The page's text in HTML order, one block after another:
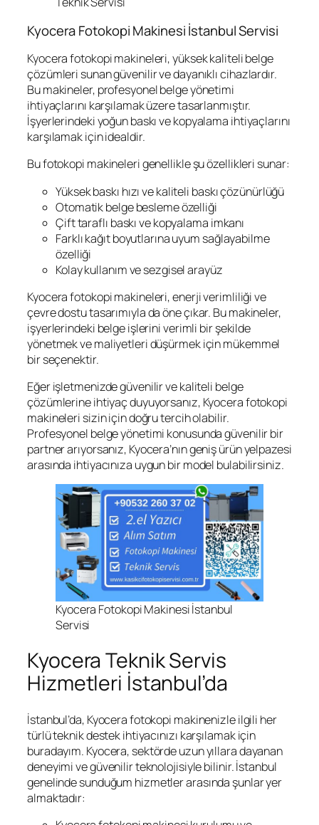
Kyocera Fotokopi Makinesi İstanbul Servisi
Kyocera fotokopi makineleri, yüksek kaliteli belge
çözümleri sunan güvenilir ve dayanıklı cihazlardır.
Bu makineler, profesyonel belge yönetimi
ihtiyaçlarını karşılamak üzere tasarlanmıştır.
İşyerlerindeki yoğun baskı ve kopyalama ihtiyaçlarını
karşılamak için idealdir.
Bu fotokopi makineleri genellikle şu özellikleri sunar:
Yüksek baskı hızı ve kaliteli baskı çözünürlüğü
Otomatik belge besleme özelliği
Çift taraflı baskı ve kopyalama imkanı
Farklı kağıt boyutlarına uyum sağlayabilme
özelliği
Kolay kullanım ve sezgisel arayüz
Kyocera fotokopi makineleri, enerji verimliliği ve
çevre dostu tasarımıyla da öne çıkar. Bu makineler,
işyerlerindeki belge işlerini verimli bir şekilde
yönetmek ve maliyetleri düşürmek için mükemmel
bir seçenektir.
Eğer işletmenizde güvenilir ve kaliteli belge
çözümlerine ihtiyaç duyuyorsanız, Kyocera fotokopi
makineleri sizin için doğru tercih olabilir.
Profesyonel belge yönetimi konusunda güvenilir bir
partner arıyorsanız, Kyocera’nın geniş ürün yelpazesi
arasında ihtiyacınıza uygun bir model bulabilirsiniz.
Kyocera Fotokopi Makinesi İstanbul
Servisi
Kyocera Teknik Servis
Hizmetleri İstanbul’da
İstanbul’da, Kyocera fotokopi makinenizle ilgili her
türlü teknik destek ihtiyacınızı karşılamak için
buradayım. Kyocera, sektörde uzun yıllara dayanan
deneyimi ve güvenilir teknolojisiyle bilinir. İstanbul
genelinde sunduğum hizmetler arasında şunlar yer
almaktadır: